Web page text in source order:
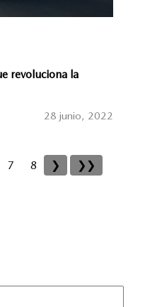
revoluciona la
28 junio, 2022
7 8 ❯ ❯❯